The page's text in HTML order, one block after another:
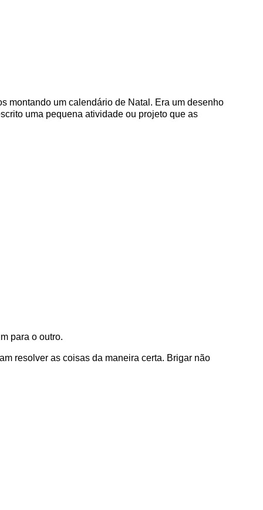
montando um calendário de Natal. Era um desenho
uma pequena atividade ou projeto que as
para o outro.
resolver as coisas da maneira certa. Brigar não